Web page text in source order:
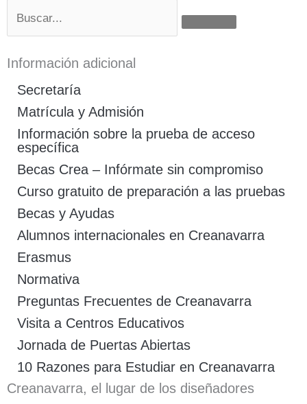
Información adicional
Secretaría
Matrícula y Admisión
Información sobre la prueba de acceso
específica
Becas Crea – Infórmate sin compromiso
Curso gratuito de preparación a las pruebas
Becas y Ayudas
Alumnos internacionales en Creanavarra
Erasmus
Normativa
Preguntas Frecuentes de Creanavarra
Visita a Centros Educativos
Jornada de Puertas Abiertas
10 Razones para Estudiar en Creanavarra
Creanavarra, el lugar de los diseñadores